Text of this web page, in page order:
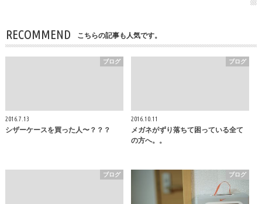
RECOMMEND こちらの記事も人気です。
ブログ
2016.7.13
シザーケースを買った人〜？？？
ブログ
2016.10.11
メガネがずり落ちて困っている全て
の方へ。。
ブログ ブログ